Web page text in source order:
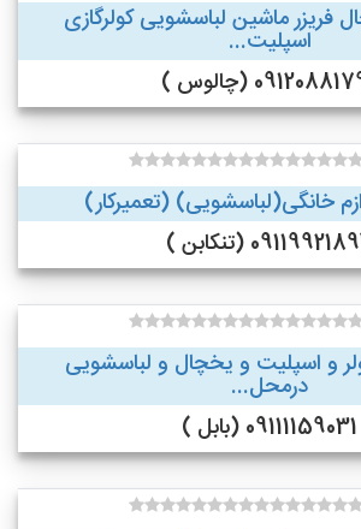
فریزر ماشین لباسشویی کولرگازی
اسپلیت...
(چالوس )
خانگی(لباسشویی) (تعمیرکار)
(تنکابن )
و اسپلیت و یخچال و لباسشویی
درمحل...
09111159031 (بابل )